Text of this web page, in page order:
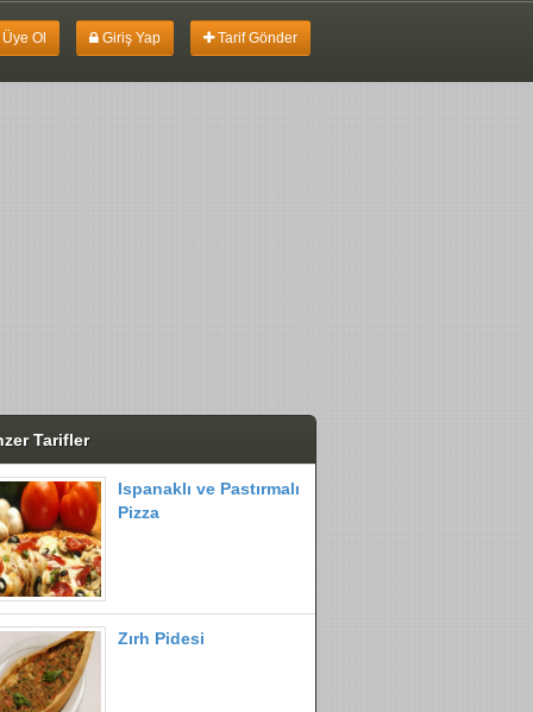
Üye Ol Giriş Yap Tarif Gönder
Tarifler
Ispanaklı ve Pastırmalı
Pizza
Zırh Pidesi